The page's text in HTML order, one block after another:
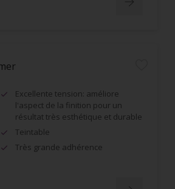
Excellente tension: améliore
l'aspect de la finition pour un
résultat très esthétique et durable
Teintable
Très grande adhérence